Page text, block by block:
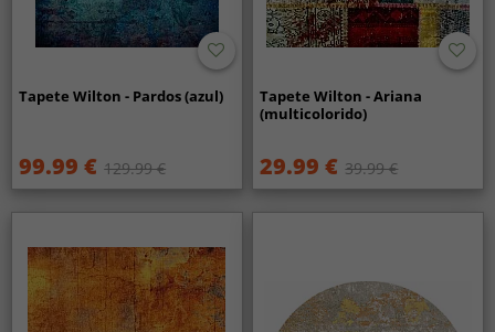
Tapete Wilton - Pardos (azul)
99.99 € 129.99 €
Tapete Wilton - Ariana
(multicolorido)
29.99 € 39.99 €